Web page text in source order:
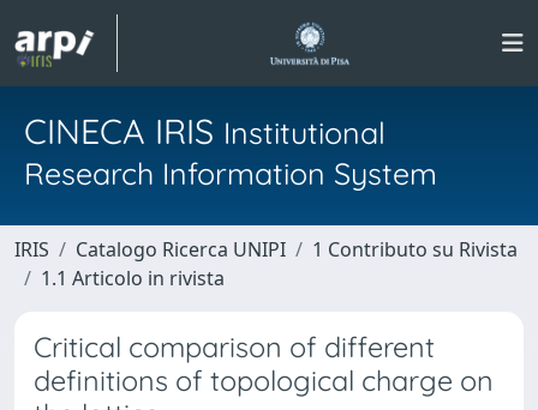
CINECA IRIS Institutional
Research Information System
IRIS Catalogo Ricerca UNIPI
1 Contributo su Rivista
1.1 Articolo in rivista
Critical comparison of different
definitions of topological charge on